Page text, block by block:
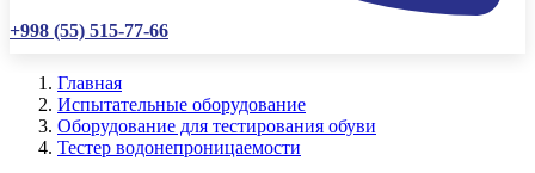
+998 (55) 515-77-66
Главная
Испытательные оборудование
Оборудование для тестирования обуви
Тестер водонепроницаемости